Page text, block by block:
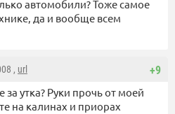
автомобили? Тоже самое
да и вообще всем
+9
, url
за утка? Руки прочь от моей
на калинах и приорах